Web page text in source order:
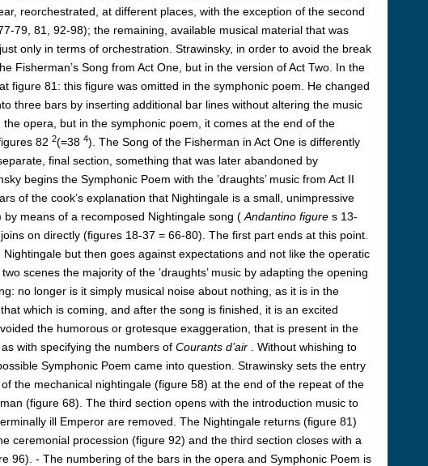
reorchestrated, at different places, with the exception of the second
79, 81, 92-98); the remaining, available musical material that was
only in terms of orchestration. Strawinsky, in order to avoid the break
Fisherman’s Song from Act One, but in the version of Act Two. In the
figure 81: this figure was omitted in the symphonic poem. He changed
three bars by inserting additional bar lines without altering the music
opera, but in the symphonic poem, it comes at the end of the
82 2(=38 4). The Song of the Fisherman in Act One is differently
final section, something that was later abandoned by
begins the Symphonic Poem with the ’draughts’ music from Act II
of the cook’s explanation that Nightingale is a small, unimpressive
by means of a recomposed Nightingale song ( Andantino figure s 13-
on directly (figures 18-37 = 66-80). The first part ends at this point.
Nightingale but then goes against expectations and not like the operatic
scenes the majority of the ’draughts’ music by adapting the opening
no longer is it simply musical noise about nothing, as it is in the
which is coming, and after the song is finished, it is an excited
the humorous or grotesque exaggeration, that is present in the
with specifying the numbers of Courants d’air . Without whishing to
Symphonic Poem came into question. Strawinsky sets the entry
the mechanical nightingale (figure 58) at the end of the repeat of the
(figure 68). The third section opens with the introduction music to
ill Emperor are removed. The Nightingale returns (figure 81)
ceremonial procession (figure 92) and the third section closes with a
96). - The numbering of the bars in the opera and Symphonic Poem is